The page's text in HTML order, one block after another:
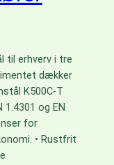
til erhverv i tre
dækker
K500C-T
og EN
for
• Rustfrit